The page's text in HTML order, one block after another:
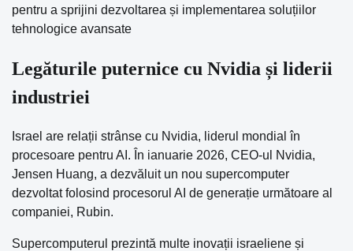
pentru a sprijini dezvoltarea și implementarea soluțiilor
tehnologice avansate
Legăturile puternice cu Nvidia și liderii
industriei
Israel are relații strânse cu Nvidia, liderul mondial în
procesoare pentru AI. În ianuarie 2026, CEO-ul Nvidia,
Jensen Huang, a dezvăluit un nou supercomputer
dezvoltat folosind procesorul AI de generație următoare al
companiei, Rubin.
Supercomputerul prezintă multe inovații israeliene și